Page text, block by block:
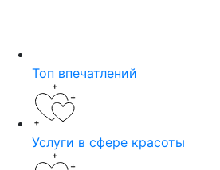
Топ впечатлений
Услуги в сфере красоты